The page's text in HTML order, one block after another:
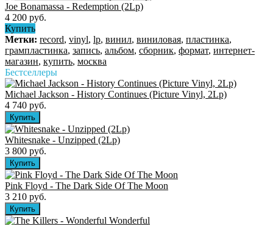
Joe Bonamassa - Redemption (2Lp)
4 200 руб.
Купить
Метки: record, vinyl, lp, винил, виниловая, пластинка,
грампластинка, запись, альбом, сборник, формат, интернет-
магазин, купить, москва
Бестселлеры
Michael Jackson - History Continues (Picture Vinyl, 2Lp)
4 740 руб.
Whitesnake - Unzipped (2Lp)
3 800 руб.
Pink Floyd - The Dark Side Of The Moon
3 210 руб.